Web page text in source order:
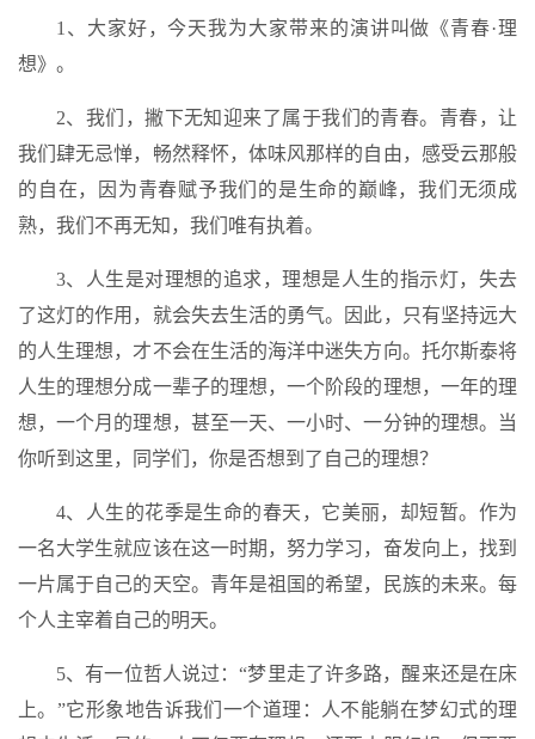
1、大家好，今天我为大家带来的演讲叫做《青春·理
想》。
2、我们，撇下无知迎来了属于我们的青春。青春，让
我们肆无忌惮，畅然释怀，体味风那样的自由，感受云那般
的自在，因为青春赋予我们的是生命的巅峰，我们无须成
熟，我们不再无知，我们唯有执着。
3、人生是对理想的追求，理想是人生的指示灯，失去
了这灯的作用，就会失去生活的勇气。因此，只有坚持远大
的人生理想，才不会在生活的海洋中迷失方向。托尔斯泰将
人生的理想分成一辈子的理想，一个阶段的理想，一年的理
想，一个月的理想，甚至一天、一小时、一分钟的理想。当
你听到这里，同学们，你是否想到了自己的理想？
4、人生的花季是生命的春天，它美丽，却短暂。作为
一名大学生就应该在这一时期，努力学习，奋发向上，找到
一片属于自己的天空。青年是祖国的希望，民族的未来。每
个人主宰着自己的明天。
5、有一位哲人说过：“梦里走了许多路，醒来还是在床
上。”它形象地告诉我们一个道理：人不能躺在梦幻式的理